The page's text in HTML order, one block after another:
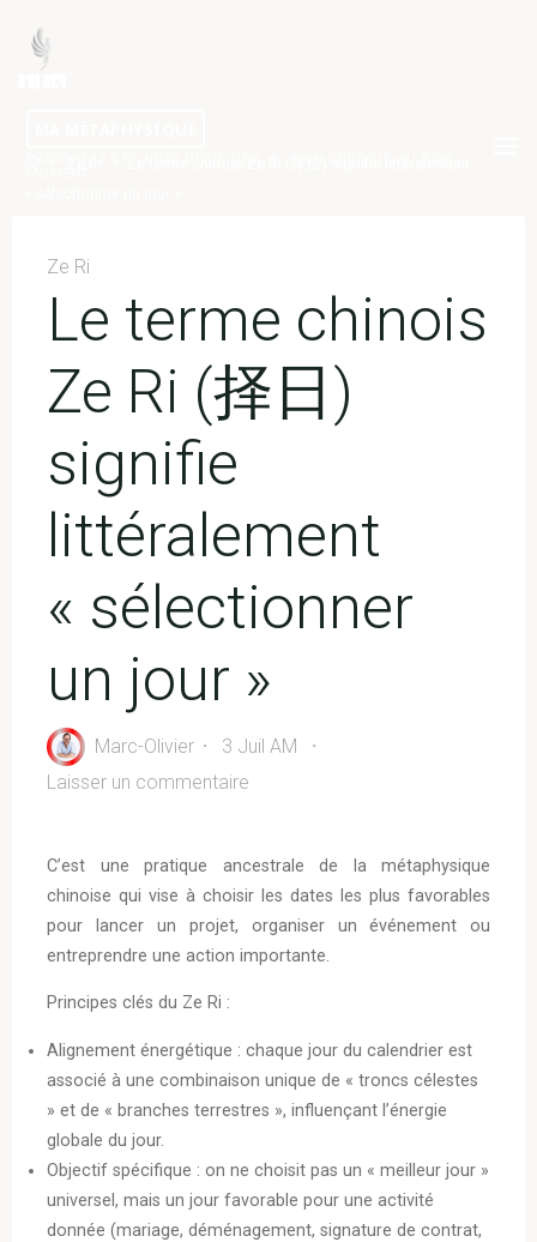
content
Ze Ri
Le terme chinois
Ze Ri (择日)
signifie
littéralement
« sélectionner
un jour »
Marc-Olivier
3 Juil AM
Laisser un commentaire
C’est une pratique ancestrale de la métaphysique
chinoise qui vise à choisir les dates les plus favorables
pour lancer un projet, organiser un événement ou
entreprendre une action importante.
Principes clés du Ze Ri :
Alignement énergétique : chaque jour du calendrier est
associé à une combinaison unique de « troncs célestes
» et de « branches terrestres », influençant l’énergie
globale du jour.
Objectif spécifique : on ne choisit pas un « meilleur jour »
universel, mais un jour favorable pour une activité
donnée (mariage, déménagement, signature de contrat,